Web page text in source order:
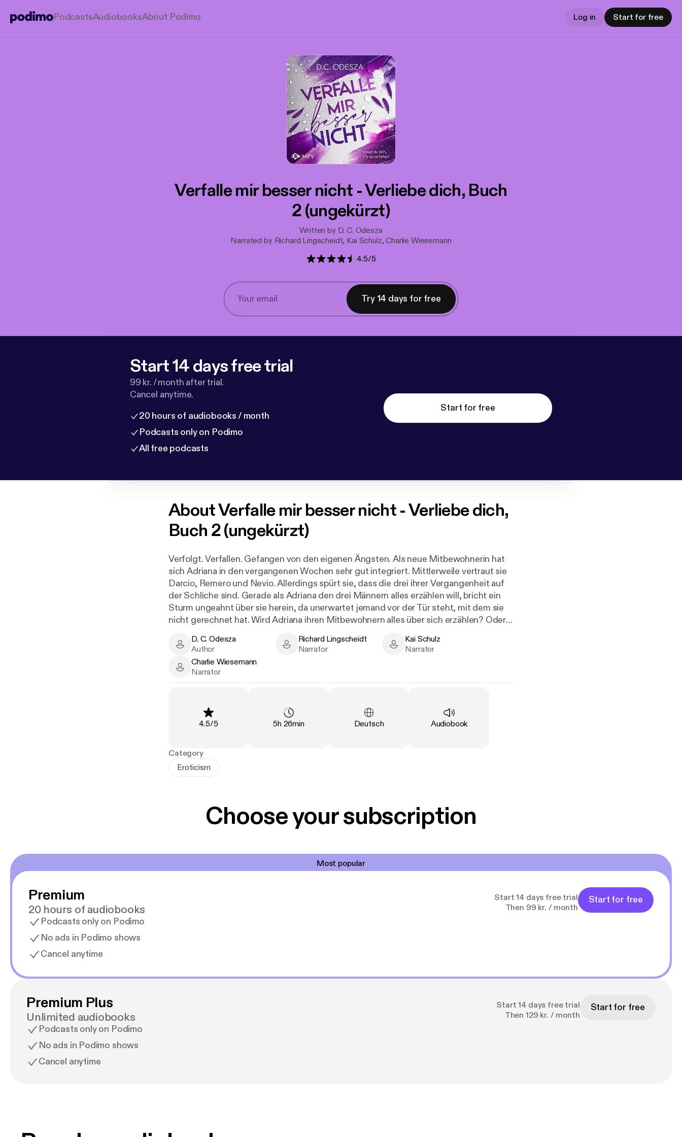
PodcastsAudiobooksAbout Podimo Log in Start for free
Verfalle mir besser nicht - Verliebe dich, Buch
2 (ungekürzt)
Written by D. C. Odesza
Narrated by Richard Lingscheidt, Kai Schulz, Charlie Wiesemann
4.5/5
Try 14 days for free
Start 14 days free trial
99 kr. / month after trial.
Cancel anytime.
20 hours of audiobooks / month
Podcasts only on Podimo
All free podcasts
Start for free
AboutVerfalle mir besser nicht - Verliebe dich,
Buch 2 (ungekürzt)
Verfolgt. Verfallen. Gefangen von den eigenen Ängsten. Als neue Mitbewohnerin hat
sich Adriana in den vergangenen Wochen sehr gut integriert. Mittlerweile vertraut sie
Darcio, Remero und Nevio. Allerdings spürt sie, dass die drei ihrer Vergangenheit auf
der Schliche sind. Gerade als Adriana den drei Männern alles erzählen will, bricht ein
Sturm ungeahnt über sie herein, da unerwartet jemand vor der Tür steht, mit dem sie
nicht gerechnet hat. Wird Adriana ihren Mitbewohnern alles über sich erzählen? Oder
Romanreihe von D.C. Odesza. Zudem enthält die Reihe spicy-Szenen, eine starke
Protagonistin und Männer zum Niederknien.
D. C. Odesza - Author
D. C. Odesza
Author
Richard Lingscheidt - Narrator
Richard Lingscheidt
Narrator
Kai Schulz - Narrator
Kai Schulz
Narrator
Charlie Wiesemann - Narrator
Charlie Wiesemann
Narrator
Rating
4.5/5 Duration:
5h 26min Language
Deutsch Type:
Audiobook
Category
Eroticism
Choose your subscription
Most popular
Premium
20 hours of audiobooks
Podcasts only on Podimo
No ads in Podimo shows
Cancel anytime
Start 14 days free trial
Then 99 kr. / month
Start for free
Premium Plus
Unlimited audiobooks
Podcasts only on Podimo
No ads in Podimo shows
Cancel anytime
Start 14 days free trial
Then 129 kr. / month
Start for free